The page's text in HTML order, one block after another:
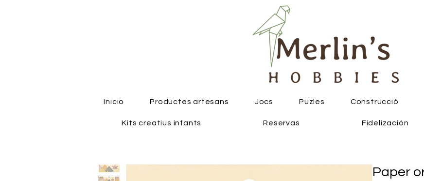
Inicio Productes artesans Jocs Puzles Construcció
Kits creatius infants Reservas Fidelización
Paper